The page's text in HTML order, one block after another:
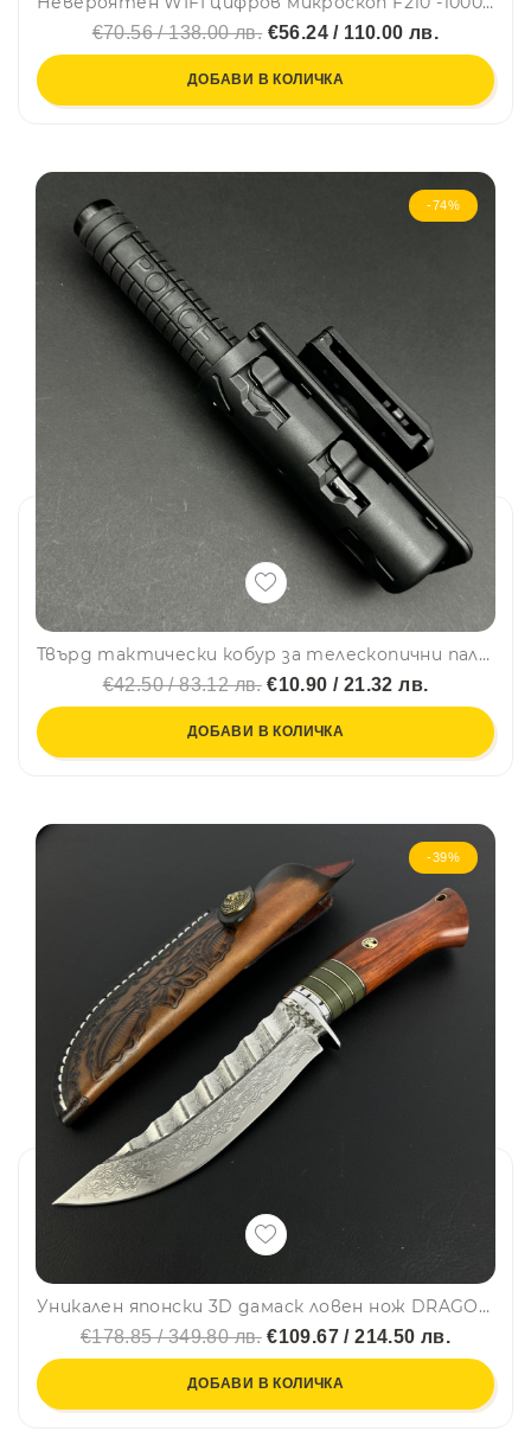
€70.56 / 138.00 лв.€56.24 / 110.00 лв.
ДОБАВИ В КОЛИЧКА
-74%
Твърд тактически кобур за телескопични палки, за колан, въртящ се
€42.50 / 83.12 лв.€10.90 / 21.32 лв.
ДОБАВИ В КОЛИЧКА
-39%
Уникален японски 3D дамаск ловен нож DRAGON JAP DAMASK, G10 69 слоя, ръчно шита и гравирана кания от телешки бланк
€178.85 / 349.80 лв.€109.67 / 214.50 лв.
ДОБАВИ В КОЛИЧКА